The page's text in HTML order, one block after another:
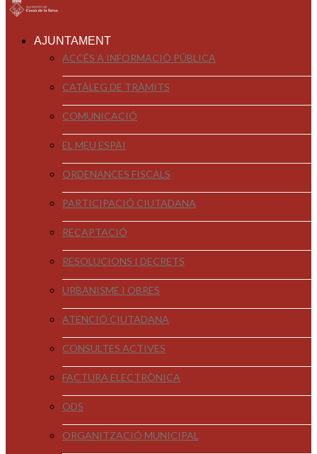
AJUNTAMENT
ACCÉS A INFORMACIÓ PÚBLICA
CATÀLEG DE TRÀMITS
COMUNICACIÓ
EL MEU ESPAI
ORDENANCES FISCALS
PARTICIPACIÓ CIUTADANA
RECAPTACIÓ
RESOLUCIONS I DECRETS
URBANISME I OBRES
ATENCIÓ CIUTADANA
CONSULTES ACTIVES
FACTURA ELECTRÒNICA
ODS
ORGANITZACIÓ MUNICIPAL